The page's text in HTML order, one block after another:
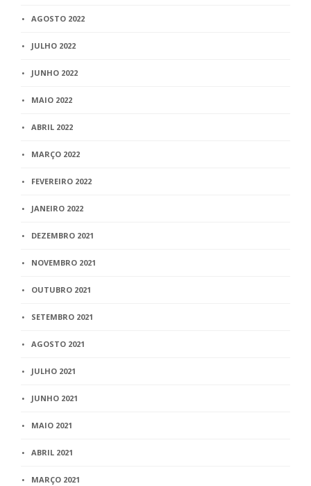
AGOSTO 2022
JULHO 2022
JUNHO 2022
MAIO 2022
ABRIL 2022
MARÇO 2022
FEVEREIRO 2022
JANEIRO 2022
DEZEMBRO 2021
NOVEMBRO 2021
OUTUBRO 2021
SETEMBRO 2021
AGOSTO 2021
JULHO 2021
JUNHO 2021
MAIO 2021
ABRIL 2021
MARÇO 2021